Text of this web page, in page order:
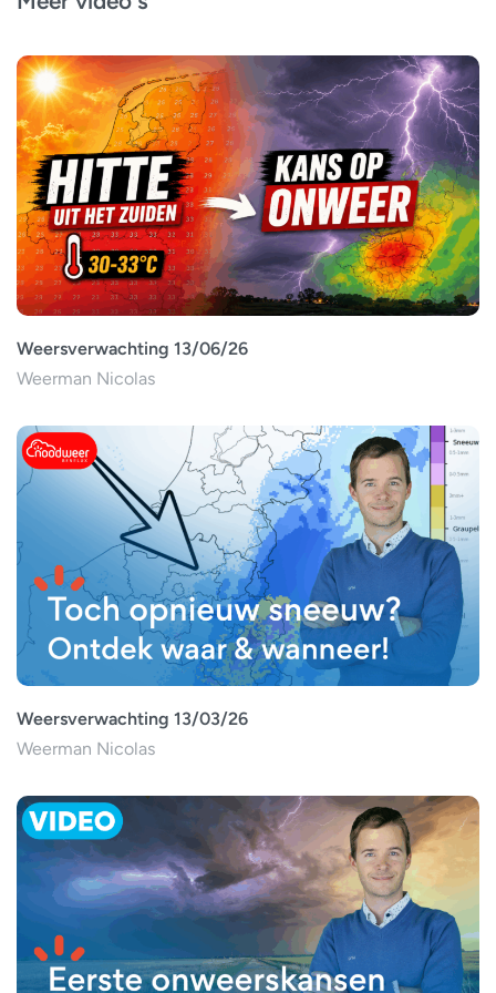
Weersverwachting 13/06/26
Weerman Nicolas
Weersverwachting 13/03/26
Weerman Nicolas